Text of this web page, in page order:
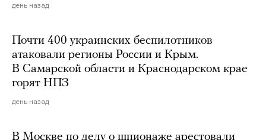
день назад
Почти 400 украинских беспилотников
атаковали регионы России и Крым.
В Самарской области и Краснодарском крае
горят НПЗ
день назад
В Москве по делу о шпионаже арестовали